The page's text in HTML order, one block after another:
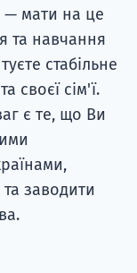
— мати на це
та навчання
стабільне
своєї сім'ї.
є те, що Ви
заводити